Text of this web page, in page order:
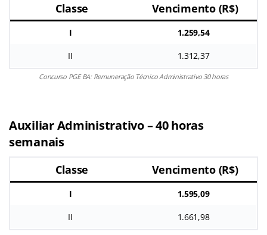
Classe Vencimento (R$)
I 1.259,54
II 1.312,37
Concurso PGE BA: Remuneração Técnico Administrativo 30 horas
Auxiliar Administrativo – 40 horas
semanais
Classe Vencimento (R$)
I 1.595,09
II 1.661,98